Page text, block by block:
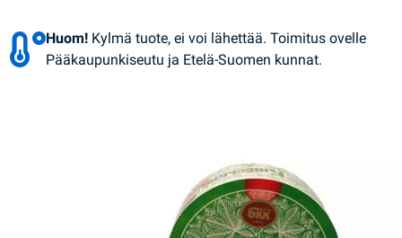
Huom! Kylmä tuote, ei voi lähettää. Toimitus ovelle
Pääkaupunkiseutu ja Etelä-Suomen kunnat.